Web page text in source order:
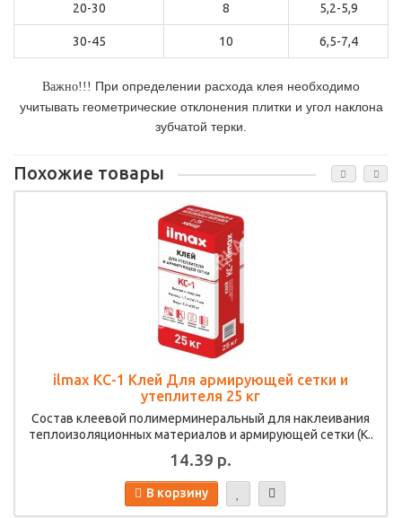
20-30 8 5,2-5,9
30-45 10 6,5-7,4
Важно!!! При определении расхода клея необходимо
учитывать геометрические отклонения плитки и угол наклона
зубчатой терки.
Похожие товары
ilmax KC-1 Клей Для армирующей сетки и
утеплителя 25 кг
Состав клеевой полимерминеральный для наклеивания
теплоизоляционных материалов и армирующей сетки (К..
14.39 р.
В корзину